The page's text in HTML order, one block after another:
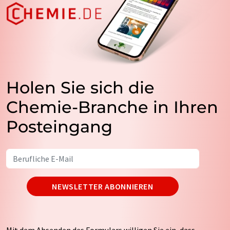
Holen Sie sich die
Chemie-Branche in Ihren
Posteingang
NEWSLETTER ABONNIEREN